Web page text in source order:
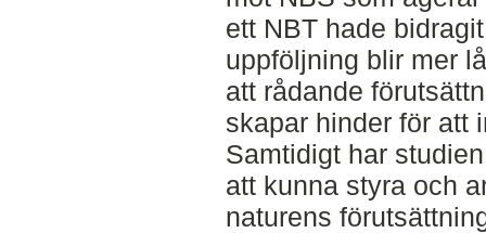
ett NBT hade
uppföljning blir mer
att rådande
skapar hinder för att
Samtidigt har
att kunna styra och
naturens